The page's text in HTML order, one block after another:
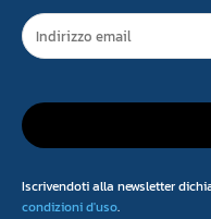
Iscrivendoti alla newsletter
condizioni d'uso.